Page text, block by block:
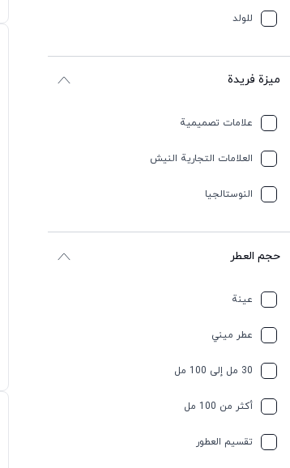
للولد
ميزة فريدة
علامات تصميمية
العلامات التجارية النيش
النوستالجيا
حجم العطر
عينة
عطر ميني
30 مل إلى 100 مل
أكثر من 100 مل
تقسیم العطور